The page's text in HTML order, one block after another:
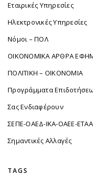
Εταιρικές Υπηρεσίες
Ηλεκτρονικές Υπηρεσίες
Νόμοι – ΠΟΛ
ΟΙΚΟΝΟΜΙΚΑ ΑΡΘΡΑ
ΠΟΛΙΤΙΚΗ – ΟΙΚΟΝΟΜΙΑ
Προγράμματα
Σας Ενδιαφέρουν
ΣΕΠΕ-ΟΑΕΔ-ΙΚΑ-ΟΑΕΕ-ΕΤΑΑ
Σημαντικές Αλλαγές
TAGS